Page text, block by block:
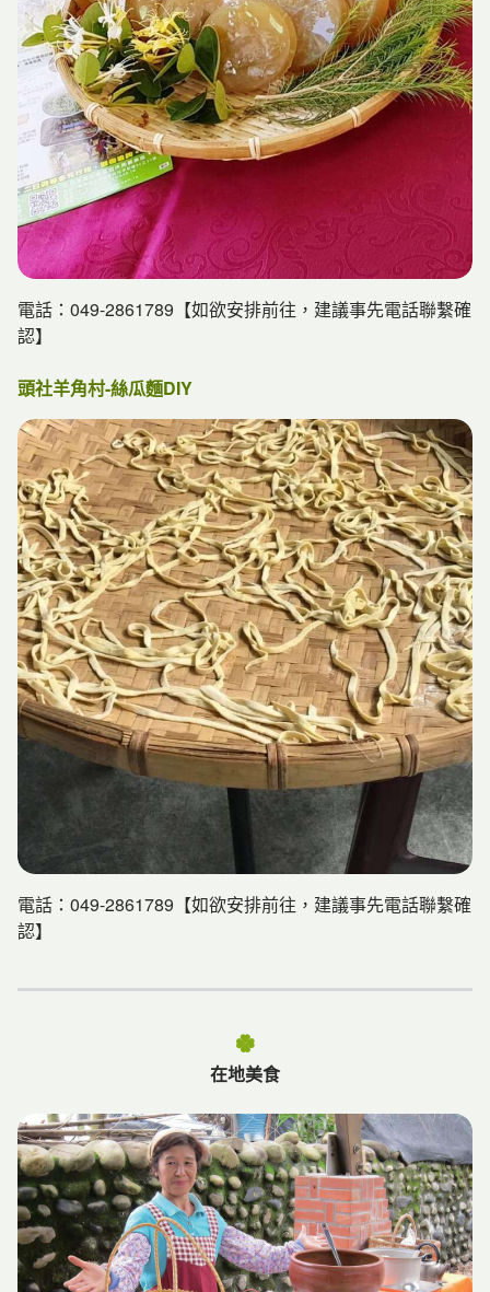
【阿嬤洗衣場】
從前，在還沒有洗衣機的年代，頭社居民們利用了石塊堆砌
將潺潺溪澗聚了個小水池，每到清晨或黃昏家中婦女就會抱
著衣簍走到這兒洗滌，洗著洗著，嘴裡也愛說著唸著家常趣
事。
【走跳活盆地】
活盆地下主要是泥炭層，包含高比例的水草腐化沉積成分，
合水量極高，只要站在地上用力一踩，柔軟的地面即出現波
浪般的震動，搖搖晃晃地如水床，凡是走過的人都嘖嘖稱
建議遊程
頭社水庫→走跳活盆地→阿嬤洗衣場→彩繪村(農村的壁
畫)→古早味割稻飯
※提供客製化行程規劃
電話：049-2861789【如欲安排前往，建議事先電話聯繫確
認】
頭社羊角村-絲瓜麵DIY
電話：049-2861789【如欲安排前往，建議事先電話聯繫確
認】
在地美食